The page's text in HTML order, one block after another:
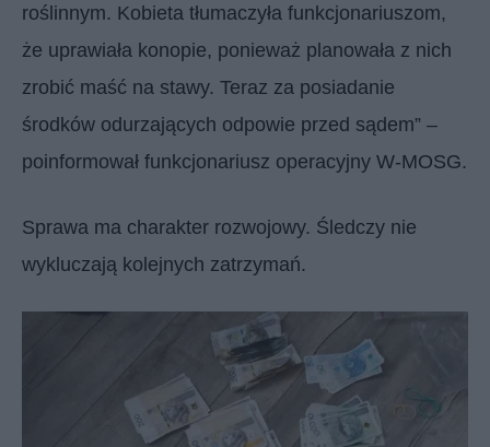
roślinnym. Kobieta tłumaczyła funkcjonariuszom,
że uprawiała konopie, ponieważ planowała z nich
zrobić maść na stawy. Teraz za posiadanie
środków odurzających odpowie przed sądem” –
poinformował funkcjonariusz operacyjny W-MOSG.
Sprawa ma charakter rozwojowy. Śledczy nie
wykluczają kolejnych zatrzymań.